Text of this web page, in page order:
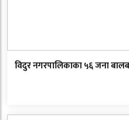
विदुर नगरपालिकाका ५६ जना